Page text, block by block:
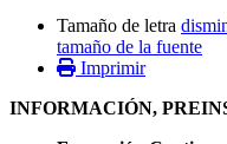
Tamaño de letra
tamaño de la fuente
Imprimir
INFORMACIÓN,